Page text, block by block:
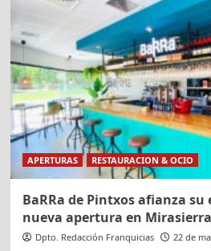
APERTURAS RESTAURACION & OCIO
BaRRa de Pintxos afianza
nueva apertura en Mirasierra
Dpto. Redacción Franquicias 22 de